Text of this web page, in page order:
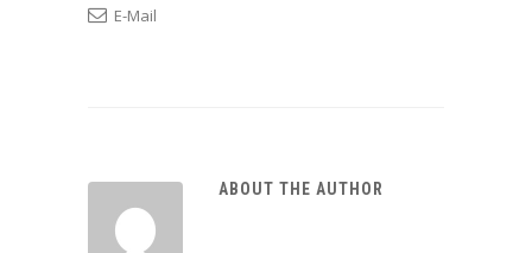
E-Mail
ABOUT THE AUTHOR